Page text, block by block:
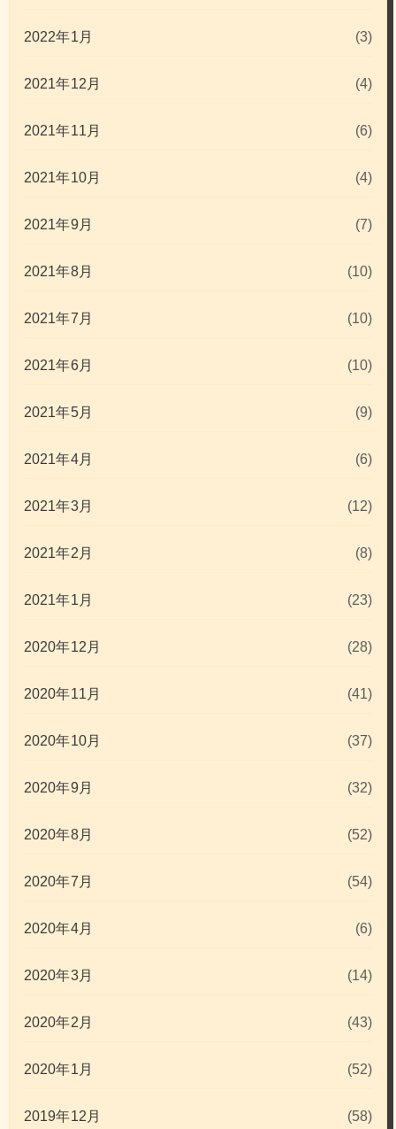
2022年1月 (3)
2021年12月 (4)
2021年11月 (6)
2021年10月 (4)
2021年9月 (7)
2021年8月 (10)
2021年7月 (10)
2021年6月 (10)
2021年5月 (9)
2021年4月 (6)
2021年3月 (12)
2021年2月 (8)
2021年1月 (23)
2020年12月 (28)
2020年11月 (41)
2020年10月 (37)
2020年9月 (32)
2020年8月 (52)
2020年7月 (54)
2020年4月 (6)
2020年3月 (14)
2020年2月 (43)
2020年1月 (52)
2019年12月 (58)